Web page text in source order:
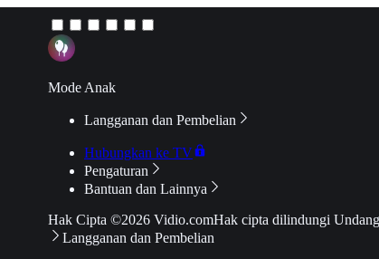
Mode Anak
Langganan dan Pembelian
Hubungkan ke TV
Pengaturan
Bantuan dan Lainnya
Hak Cipta ©2026 Vidio.comHak cipta dilindungi
Langganan dan Pembelian